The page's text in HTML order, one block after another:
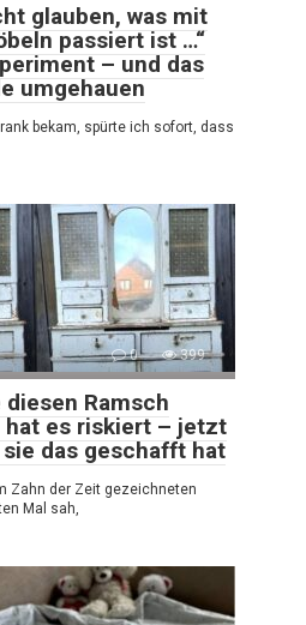
glauben, was mit
passiert ist …“
– und das
umgehauen
bekam, spürte ich sofort, dass
0 399
Ramsch
hat es riskiert – jetzt
das geschafft hat
Zahn der Zeit gezeichneten
Mal sah,